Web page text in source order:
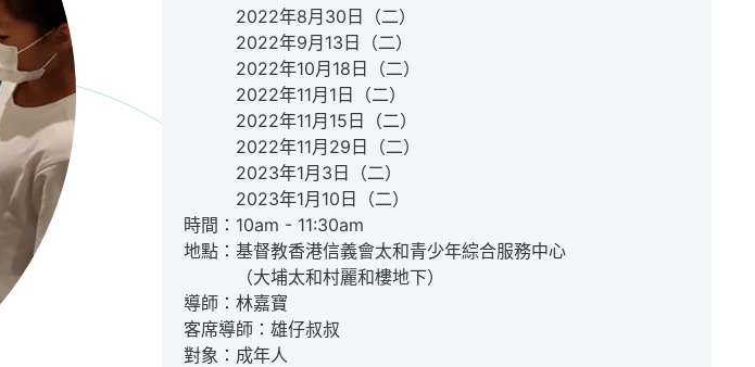
2022年8月30日（二）
2022年9月13日（二）
2022年10月18日（二）
2022年11月1日（二）
2022年11月15日（二）
2022年11月29日（二）
2023年1月3日（二）
2023年1月10日（二）
時間：10am - 11:30am
地點：基督教香港信義會太和青少年綜合服務中心
（大埔太和村麗和樓地下）
導師：林嘉寶
客席導師：雄仔叔叔
對象：成年人